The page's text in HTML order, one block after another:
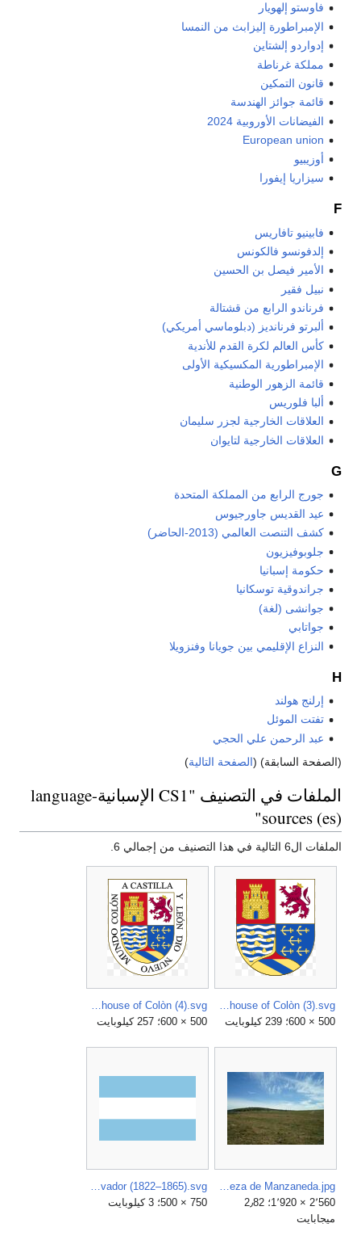
فاوستو إلهويار
الإمبراطورة إليزابث من النمسا
إدواردو إلشتاين
مملكة غرناطة
قانون التمكين
قائمة جوائز الهندسة
الفيضانات الأوروبية 2024
European union
أوزيبيو
سيزاريا إيفورا
F
فابينيو تافاريس
إلدفونسو فالكونس
الأمير فيصل بن الحسين
نبيل فقير
فرناندو الرابع من قشتالة
ألبرتو فرنانديز (دبلوماسي أمريكي)
كأس العالم لكرة القدم للأندية
الإمبراطورية المكسيكية الأولى
قائمة الزهور الوطنية
ألبا فلوريس
العلاقات الخارجية لجزر سليمان
العلاقات الخارجية لتايوان
G
جورج الرابع من المملكة المتحدة
عيد القديس جاورجيوس
كشف التنصت العالمي (2013-الحاضر)
جلوبوفيزيون
حكومة إسبانيا
جراندوقية توسكانيا
جوانشى (لغة)
جواتابي
النزاع الإقليمي بين جويانا وفنزويلا
H
إرلنج هولند
تفتت الموئل
عبد الرحمن علي الحجي
(الصفحة السابقة) (الصفحة التالية)
الملفات في التصنيف "CS1 الإسبانية-language
sources (es)"
الملفات ال6 التالية في هذا التصنيف من إجمالي 6.
Arms of the house of Colòn (3).svg
500 × 600؛ 239 كيلوبايت
Arms of the house of Colòn (4).svg
500 × 600؛ 257 كيلوبايت
2٬560 × 1٬920؛ 2٫82
ميجابايت
750 × 500؛ 3 كيلوبايت